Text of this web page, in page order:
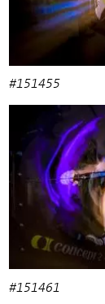
#151455
#151461